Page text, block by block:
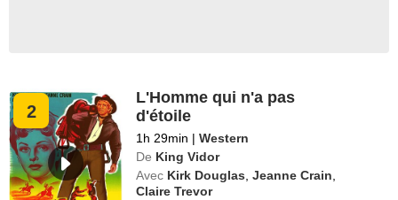
2
L'Homme qui n'a pas
d'étoile
1h 29min | Western
De King Vidor
Avec Kirk Douglas ,Jeanne Crain
Claire Trevor